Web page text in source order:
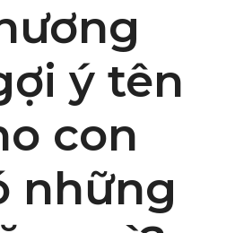
ý tên
con
những